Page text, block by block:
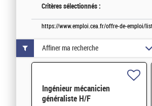
Critères sélectionnés :
https://www.emploi.cea.fr/offre-de-emploi/
Ingénieur mécanicien
généraliste H/F
Affiner ma recherche